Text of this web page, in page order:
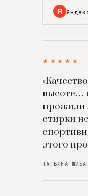
Я
★★★★★
высоте…
прожили
стирки
этого
ТАТЬЯНА